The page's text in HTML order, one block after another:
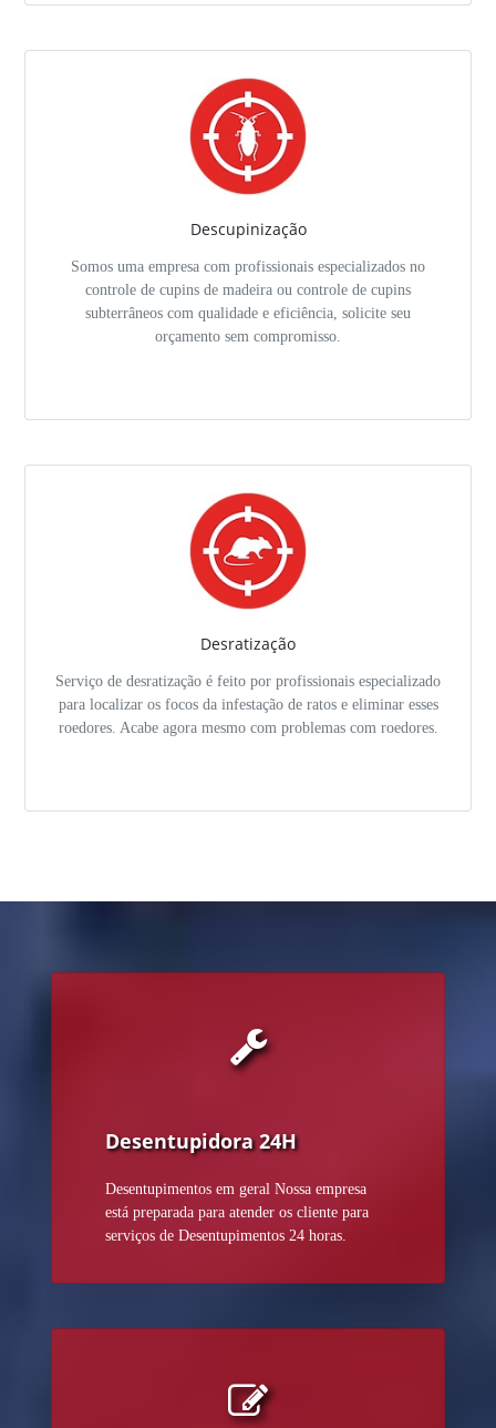
Descupinização
Somos uma empresa com profissionais especializados no
controle de cupins de madeira ou controle de cupins
subterrâneos com qualidade e eficiência, solicite seu
orçamento sem compromisso.
Desratização
Serviço de desratização é feito por profissionais especializado
para localizar os focos da infestação de ratos e eliminar esses
roedores. Acabe agora mesmo com problemas com roedores.
Desentupidora 24H
Desentupimentos em geral Nossa empresa
está preparada para atender os cliente para
serviços de Desentupimentos 24 horas.